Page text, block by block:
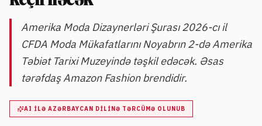
Amerika Moda Dizaynerləri Şurası 2026-cı il
CFDA Moda Mükafatlarını Noyabrın 2-də Amerika
Təbiət Tarixi Muzeyində təşkil edəcək. Əsas
tərəfdaş Amazon Fashion brendidir.
AI ILƏ AZƏRBAYCAN DILINƏ TƏRCÜMƏ OLUNUB